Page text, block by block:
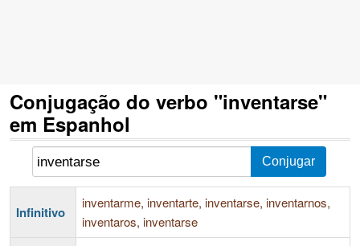
Conjugação do verbo "inventarse"
em Espanhol
Infinitivo
inventarme, inventarte, inventarse, inventarnos,
inventaros, inventarse